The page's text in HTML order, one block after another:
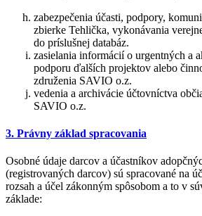
zabezpečenia účasti, podpory,
zbierke Tehlička, vykonávania
do príslušnej databáz.
zasielania informácií o urgentných a
podporu ďalších projektov alebo
združenia SAVIO o.z.
vedenia a archivácie účtovníctva
SAVIO o.z.
3. Právny základ spracovania
Osobné údaje darcov a účastníkov
(registrovaných darcov) sú spracované na
rozsah a účel zákonným spôsobom a to v
základe: